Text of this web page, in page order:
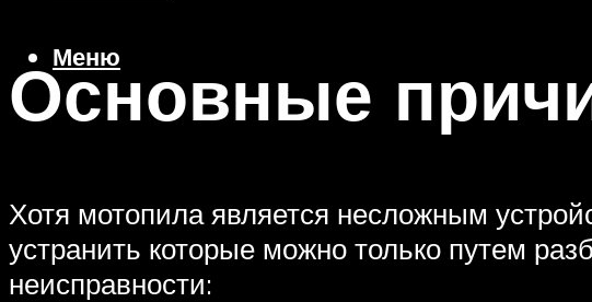
Меню
Основные
Хотя мотопила является несложным
устранить которые можно только путем
неисправности: